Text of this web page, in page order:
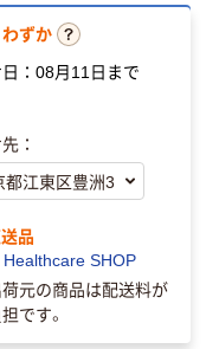
わずか
：08月11日まで
：
品
Healthcare SHOP
荷元の商品は配送料が
です。